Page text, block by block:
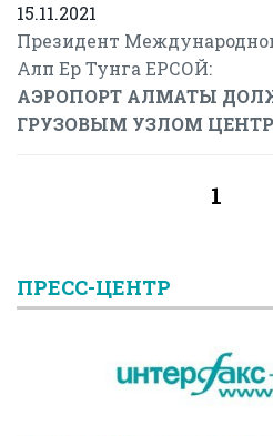
15.11.2021
Президент
Алп Ер Тунга ЕРСОЙ:
АЭРОПОРТ АЛМАТЫ
ГРУЗОВЫМ УЗЛОМ
1
ПРЕСС-ЦЕНТР